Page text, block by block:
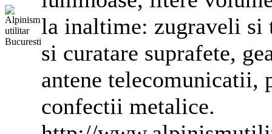
la inaltime: zugraveli si
si curatare suprafete,
antene telecomunicatii,
confectii metalice.